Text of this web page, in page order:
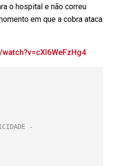
o hospital e não correu
em que a cobra ataca